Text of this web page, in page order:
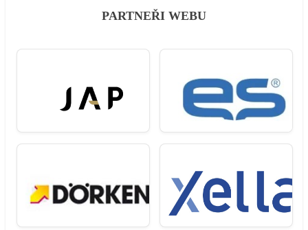
PARTNEŘI WEBU